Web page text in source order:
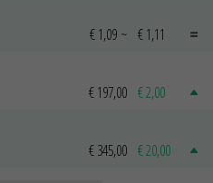
€ 1,09 ~ € 1,11
€ 197,00 € 2,00
€ 345,00 € 20,00